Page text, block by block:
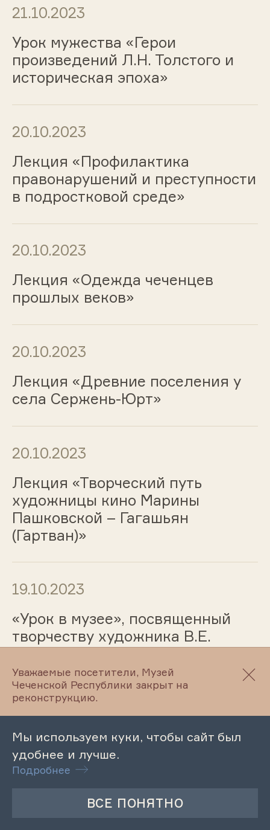
21.10.2023
Урок мужества «Герои
произведений Л.Н. Толстого и
историческая эпоха»
20.10.2023
Лекция «Профилактика
правонарушений и преступности
в подростковой среде»
20.10.2023
Лекция «Одежда чеченцев
прошлых веков»
20.10.2023
Лекция «Древние поселения у
села Сержень-Юрт»
20.10.2023
Лекция «Творческий путь
художницы кино Марины
Пашковской – Гагашьян
(Гартван)»
19.10.2023
«Урок в музее», посвященный
творчеству художника В.Е.
Маковского
19.10.2023
Лекция «Жизнь без вредных
привычек»
Уважаемые посетители, Музей
Чеченской Республики закрыт на
реконструкцию.
Мы используем куки, чтобы сайт был
удобнее и лучше.
Подробнее